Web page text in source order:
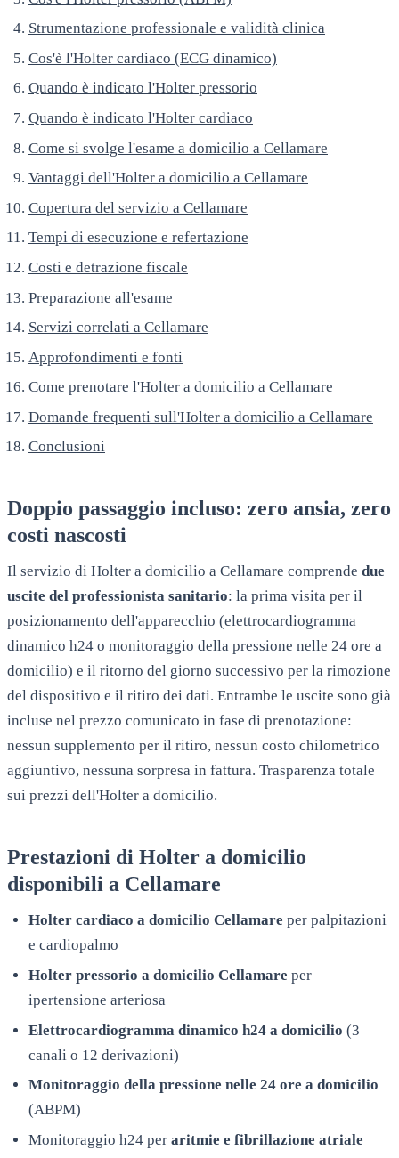
Strumentazione professionale e validità clinica
Cos'è l'Holter cardiaco (ECG dinamico)
Quando è indicato l'Holter pressorio
Quando è indicato l'Holter cardiaco
Come si svolge l'esame a domicilio a Cellamare
Vantaggi dell'Holter a domicilio a Cellamare
Copertura del servizio a Cellamare
Tempi di esecuzione e refertazione
Costi e detrazione fiscale
Preparazione all'esame
Servizi correlati a Cellamare
Approfondimenti e fonti
Come prenotare l'Holter a domicilio a Cellamare
Domande frequenti sull'Holter a domicilio a Cellamare
Conclusioni
Doppio passaggio incluso: zero ansia, zero
costi nascosti
Il servizio di Holter a domicilio a Cellamare comprende due
uscite del professionista sanitario: la prima visita per il
posizionamento dell'apparecchio (elettrocardiogramma
dinamico h24 o monitoraggio della pressione nelle 24 ore a
domicilio) e il ritorno del giorno successivo per la rimozione
del dispositivo e il ritiro dei dati. Entrambe le uscite sono già
incluse nel prezzo comunicato in fase di prenotazione:
nessun supplemento per il ritiro, nessun costo chilometrico
aggiuntivo, nessuna sorpresa in fattura. Trasparenza totale
sui prezzi dell'Holter a domicilio.
Prestazioni di Holter a domicilio
disponibili a Cellamare
Holter cardiaco a domicilio Cellamare per palpitazioni
e cardiopalmo
Holter pressorio a domicilio Cellamare per
ipertensione arteriosa
Elettrocardiogramma dinamico h24 a domicilio (3
canali o 12 derivazioni)
Monitoraggio della pressione nelle 24 ore a domicilio
(ABPM)
Monitoraggio h24 per aritmie e fibrillazione atriale